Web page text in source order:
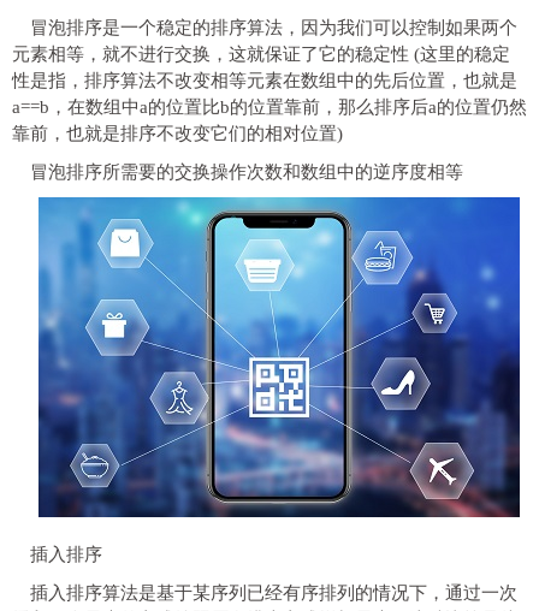
冒泡排序是一个稳定的排序算法，因为我们可以控制如果两个
元素相等，就不进行交换，这就保证了它的稳定性 (这里的稳定
性是指，排序算法不改变相等元素在数组中的先后位置，也就是
a==b，在数组中a的位置比b的位置靠前，那么排序后a的位置仍然
靠前，也就是排序不改变它们的相对位置)
冒泡排序所需要的交换操作次数和数组中的逆序度相等
插入排序
插入排序算法是基于某序列已经有序排列的情况下，通过一次